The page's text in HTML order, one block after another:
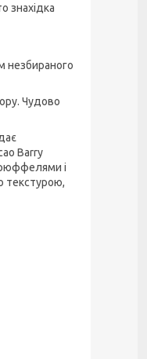
знахідка
незбираного
Чудово
Barry
і
текстурою,